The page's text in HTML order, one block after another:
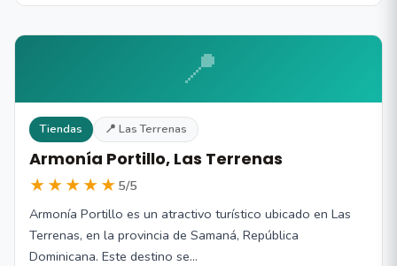
📍
Tiendas 📍 Las Terrenas
Armonía Portillo, Las Terrenas
★★★★★ 5/5
Armonía Portillo es un atractivo turístico ubicado en Las
Terrenas, en la provincia de Samaná, República
Dominicana. Este destino se…